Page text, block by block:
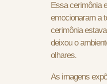
Essa cerimônia
emocionaram a
cerimônia
deixou o
olhares.
As imagens